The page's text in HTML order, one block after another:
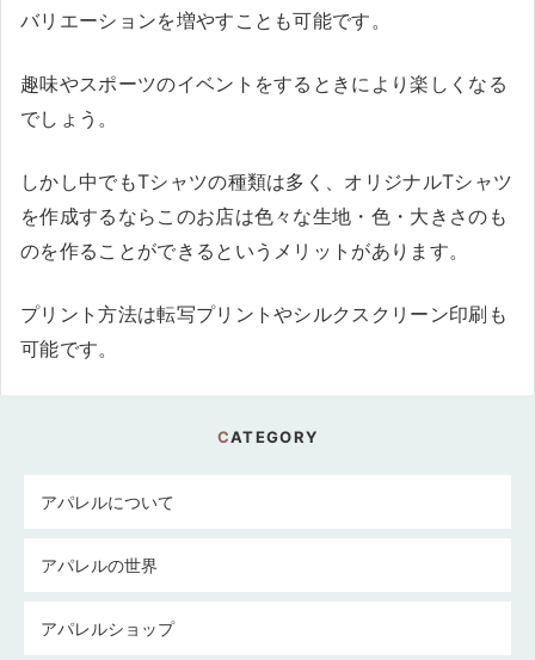
バリエーションを増やすことも可能です。
趣味やスポーツのイベントをするときにより楽しくなる
でしょう。
しかし中でもTシャツの種類は多く、オリジナルTシャツ
を作成するならこのお店は色々な生地・色・大きさのも
のを作ることができるというメリットがあります。
プリント方法は転写プリントやシルクスクリーン印刷も
可能です。
CATEGORY
アパレルについて
アパレルの世界
アパレルショップ